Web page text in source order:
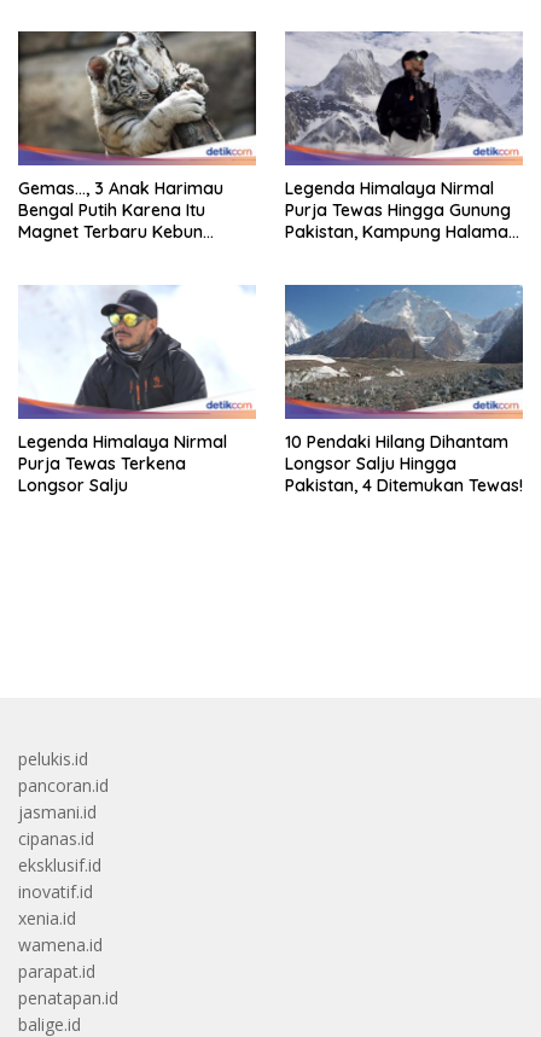
Gemas…, 3 Anak Harimau
Bengal Putih Karena Itu
Magnet Terbaru Kebun
Legenda Himalaya Nirmal
Purja Tewas Hingga Gunung
Pakistan, Kampung Halaman
Legenda Himalaya Nirmal
Purja Tewas Terkena
Longsor Salju
10 Pendaki Hilang Dihantam
Longsor Salju Hingga
Pakistan, 4 Ditemukan Tewas!
pelukis.id
pancoran.id
jasmani.id
cipanas.id
eksklusif.id
inovatif.id
xenia.id
wamena.id
parapat.id
penatapan.id
balige.id